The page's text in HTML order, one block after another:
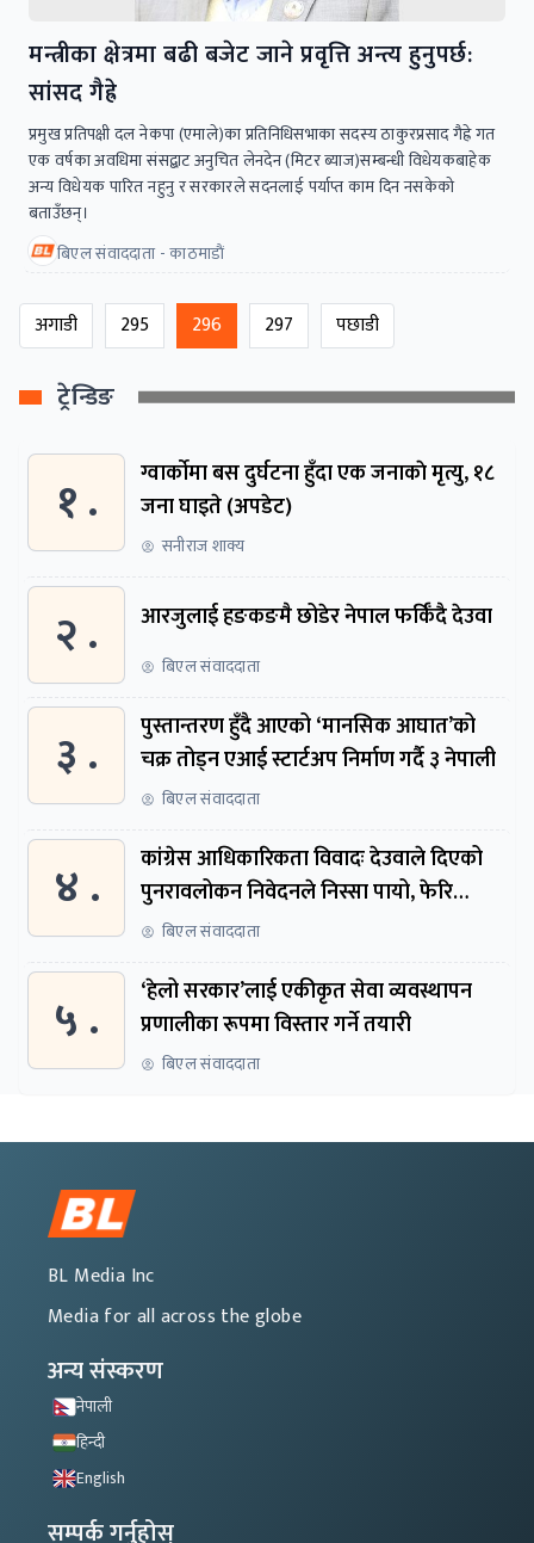
मन्त्रीका क्षेत्रमा बढी बजेट जाने प्रवृत्ति अन्त्य हुनुपर्छ:
सांसद गैह्रे
प्रमुख प्रतिपक्षी दल नेकपा (एमाले)का प्रतिनिधिसभाका सदस्य ठाकुरप्रसाद गैह्रे गत
एक वर्षका अवधिमा संसद्बाट अनुचित लेनदेन (मिटर ब्याज)सम्बन्धी विधेयकबाहेक
अन्य विधेयक पारित नहुनु र सरकारले सदनलाई पर्याप्त काम दिन नसकेको
बताउँछन्।
बिएल संवाददाता - काठमाडाैं
अगाडी 295 296 297 पछाडी
ट्रेन्डिङ
१ .
ग्वार्काेमा बस दुर्घटना हुँदा एक जनाकाे मृत्यु, १८
जना घाइते (अपडेट)
सनीराज शाक्य
२ . आरजुलाई हङकङमै छोडेर नेपाल फर्किँदै देउवा
बिएल संवाददाता
३ .
पुस्तान्तरण हुँदै आएको ‘मानसिक आघात’को
चक्र तोड्न एआई स्टार्टअप निर्माण गर्दै ३ नेपाली
बिएल संवाददाता
४ .
कांग्रेस आधिकारिकता विवादः देउवाले दिएको
पुनरावलोकन निवेदनले निस्सा पायो, फेरि
सुरुदेखि सुनुवाइ हुने
बिएल संवाददाता
५ .
‘हेलो सरकार’लाई एकीकृत सेवा व्यवस्थापन
प्रणालीका रूपमा विस्तार गर्ने तयारी
बिएल संवाददाता
BL Media Inc
Media for all across the globe
अन्य संस्करण
नेपाली
हिन्दी
English
सम्पर्क गर्नुहोस्